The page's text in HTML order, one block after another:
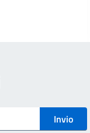
Invio